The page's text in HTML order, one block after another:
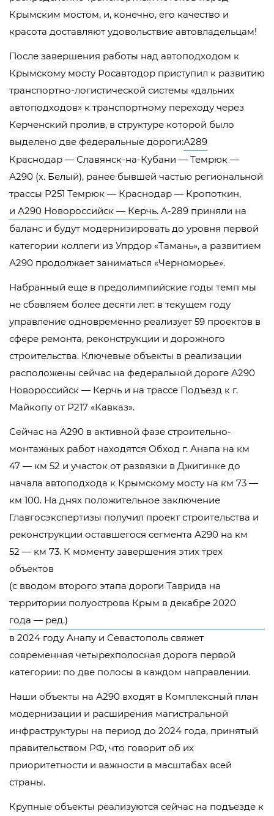
Крымским мостом, и, конечно, его качество и
красота доставляют удовольствие автовладельцам!
После завершения работы над автоподходом к
Крымскому мосту Росавтодор приступил к развитию
транспортно-логистической системы «дальних
автоподходов» к транспортному переходу через
Керченский пролив, в структуре которой было
выделено две федеральные дороги:А289
Краснодар — Славянск-на-Кубани — Темрюк —
А290 (х. Белый), ранее бывшей частью региональной
трассы Р251 Темрюк — Краснодар — Кропоткин,
и А290 Новороссийск — Керчь. А-289 приняли на
баланс и будут модернизировать до уровня первой
категории коллеги из Упрдор «Тамань», а развитием
А290 продолжает заниматься «Черноморье».
Набранный еще в предолимпийские годы темп мы
не сбавляем более десяти лет: в текущем году
управление одновременно реализует 59 проектов в
сфере ремонта, реконструкции и дорожного
строительства. Ключевые объекты в реализации
расположены сейчас на федеральной дороге А290
Новороссийск — Керчь и на трассе Подъезд к г.
Майкопу от Р217 «Кавказ».
Сейчас на А290 в активной фазе строительно-
монтажных работ находятся Обход г. Анапа на км
47 — км 52 и участок от развязки в Джигинке до
начала автоподхода к Крымскому мосту на км 73 —
км 100. На днях положительное заключение
Главгосэкспертизы получил проект строительства и
реконструкции оставшегося сегмента А290 на км
52 — км 73. К моменту завершения этих трех
объектов
(с вводом второго этапа дороги Таврида на
территории полуострова Крым в декабре 2020
года — ред.)
в 2024 году Анапу и Севастополь свяжет
современная четырехполосная дорога первой
категории: по две полосы в каждом направлении.
Наши объекты на А290 входят в Комплексный план
модернизации и расширения магистральной
инфраструктуры на период до 2024 года, принятый
правительством РФ, что говорит об их
приоритетности и важности в масштабах всей
страны.
Крупные объекты реализуются сейчас на подъезде к